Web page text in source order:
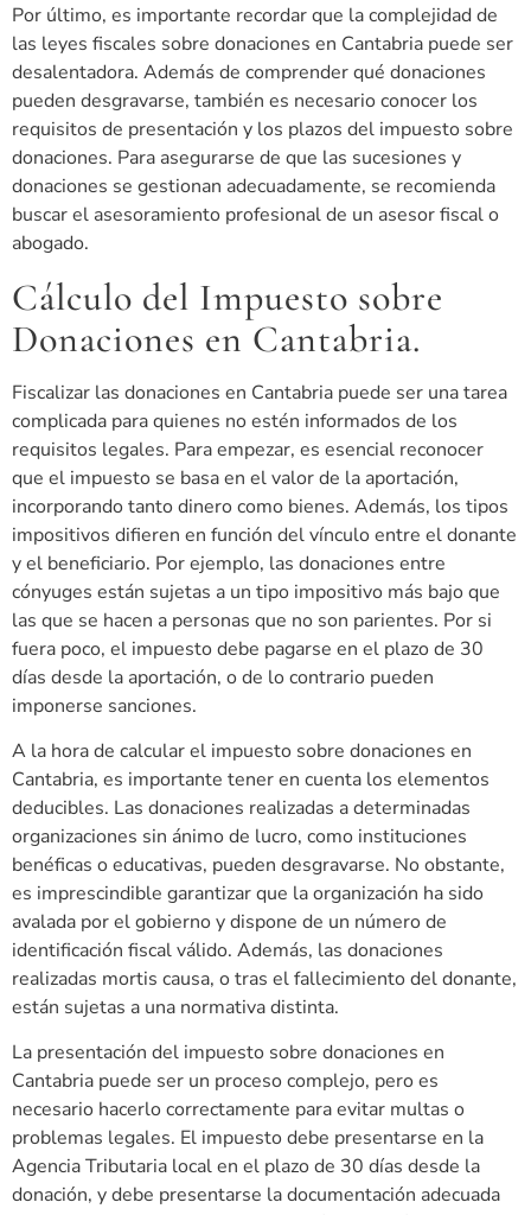
Por último, es importante recordar que la complejidad de
las leyes fiscales sobre donaciones en Cantabria puede ser
desalentadora. Además de comprender qué donaciones
pueden desgravarse, también es necesario conocer los
requisitos de presentación y los plazos del impuesto sobre
donaciones. Para asegurarse de que las sucesiones y
donaciones se gestionan adecuadamente, se recomienda
buscar el asesoramiento profesional de un asesor fiscal o
abogado.
Cálculo del Impuesto sobre
Donaciones en Cantabria.
Fiscalizar las donaciones en Cantabria puede ser una tarea
complicada para quienes no estén informados de los
requisitos legales. Para empezar, es esencial reconocer
que el impuesto se basa en el valor de la aportación,
incorporando tanto dinero como bienes. Además, los tipos
impositivos difieren en función del vínculo entre el donante
y el beneficiario. Por ejemplo, las donaciones entre
cónyuges están sujetas a un tipo impositivo más bajo que
las que se hacen a personas que no son parientes. Por si
fuera poco, el impuesto debe pagarse en el plazo de 30
días desde la aportación, o de lo contrario pueden
imponerse sanciones.
A la hora de calcular el impuesto sobre donaciones en
Cantabria, es importante tener en cuenta los elementos
deducibles. Las donaciones realizadas a determinadas
organizaciones sin ánimo de lucro, como instituciones
benéficas o educativas, pueden desgravarse. No obstante,
es imprescindible garantizar que la organización ha sido
avalada por el gobierno y dispone de un número de
identificación fiscal válido. Además, las donaciones
realizadas mortis causa, o tras el fallecimiento del donante,
están sujetas a una normativa distinta.
La presentación del impuesto sobre donaciones en
Cantabria puede ser un proceso complejo, pero es
necesario hacerlo correctamente para evitar multas o
problemas legales. El impuesto debe presentarse en la
Agencia Tributaria local en el plazo de 30 días desde la
donación, y debe presentarse la documentación adecuada